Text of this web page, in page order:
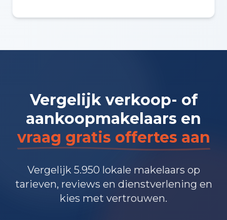
Vergelijk verkoop- of
aankoopmakelaars en
vraag gratis offertes aan
Vergelijk 5.950 lokale makelaars op
tarieven, reviews en dienstverlening en
kies met vertrouwen.